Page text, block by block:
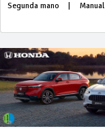
Segunda mano Manual